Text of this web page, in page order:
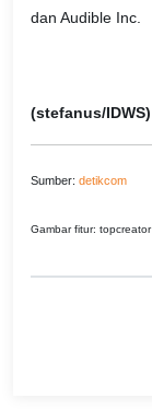
dan Audible Inc.
(stefanus/IDWS)
Sumber: detikcom
Gambar fitur: topcreator